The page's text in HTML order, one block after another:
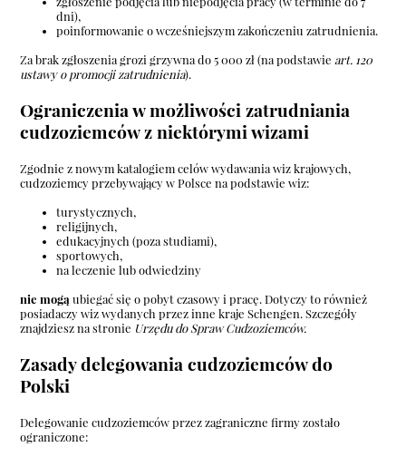
dni),
poinformowanie o wcześniejszym zakończeniu zatrudnienia.
Za brak zgłoszenia grozi grzywna do 5 000 zł (na podstawie art. 120
ustawy o promocji zatrudnienia).
Ograniczenia w możliwości zatrudniania
cudzoziemców z niektórymi wizami
Zgodnie z nowym katalogiem celów wydawania wiz krajowych,
cudzoziemcy przebywający w Polsce na podstawie wiz:
turystycznych,
religijnych,
edukacyjnych (poza studiami),
sportowych,
na leczenie lub odwiedziny
nie mogą ubiegać się o pobyt czasowy i pracę. Dotyczy to również
posiadaczy wiz wydanych przez inne kraje Schengen. Szczegóły
znajdziesz na stronie Urzędu do Spraw Cudzoziemców.
Zasady delegowania cudzoziemców do
Polski
Delegowanie cudzoziemców przez zagraniczne firmy zostało
ograniczone: